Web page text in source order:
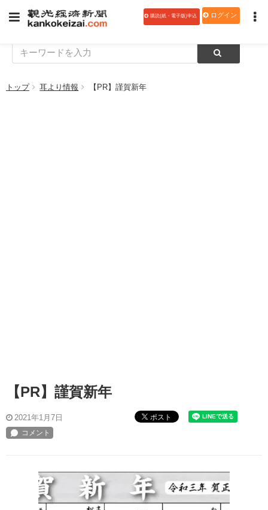
購読(紙・電子版)申込 ログイン
トップ 耳より情報 【PR】謹賀新年
【PR】謹賀新年
2021年1月7日 ポスト